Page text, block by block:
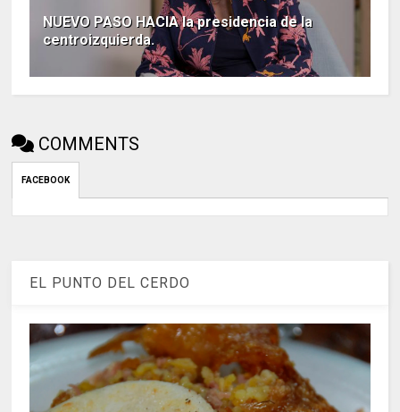
NUEVO PASO HACIA la presidencia de la
centroizquierda.
COMMENTS
FACEBOOK
EL PUNTO DEL CERDO